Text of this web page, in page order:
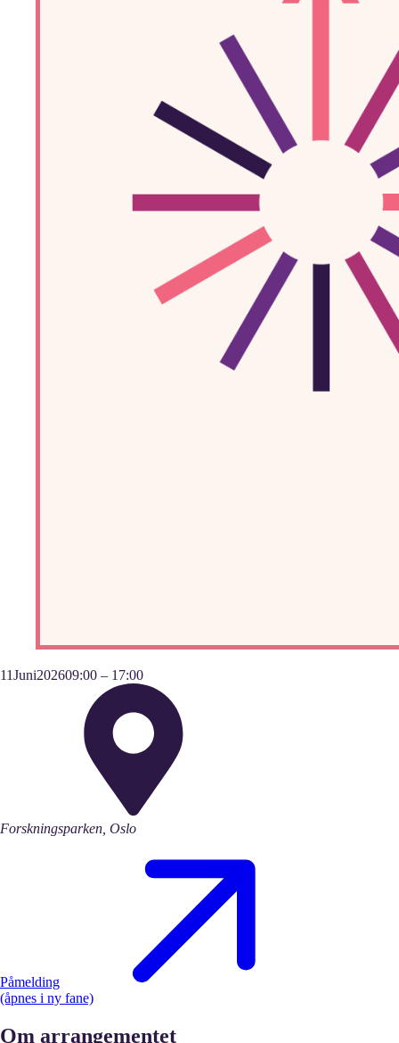
11Juni202609:00 – 17:00
Forskningsparken, Oslo
Påmelding
(åpnes i ny fane)
Om arrangementet